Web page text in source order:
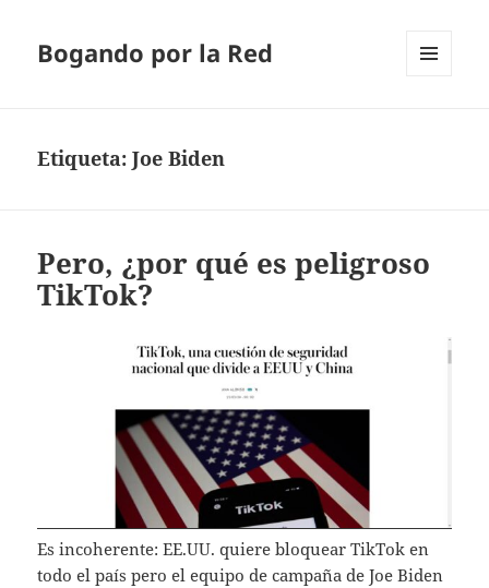
Bogando por la Red
Etiqueta:Joe Biden
Pero, ¿por qué es peligroso
TikTok?
Es incoherente: EE.UU. quiere bloquear TikTok en
todo el país pero el equipo de campaña de Joe Biden